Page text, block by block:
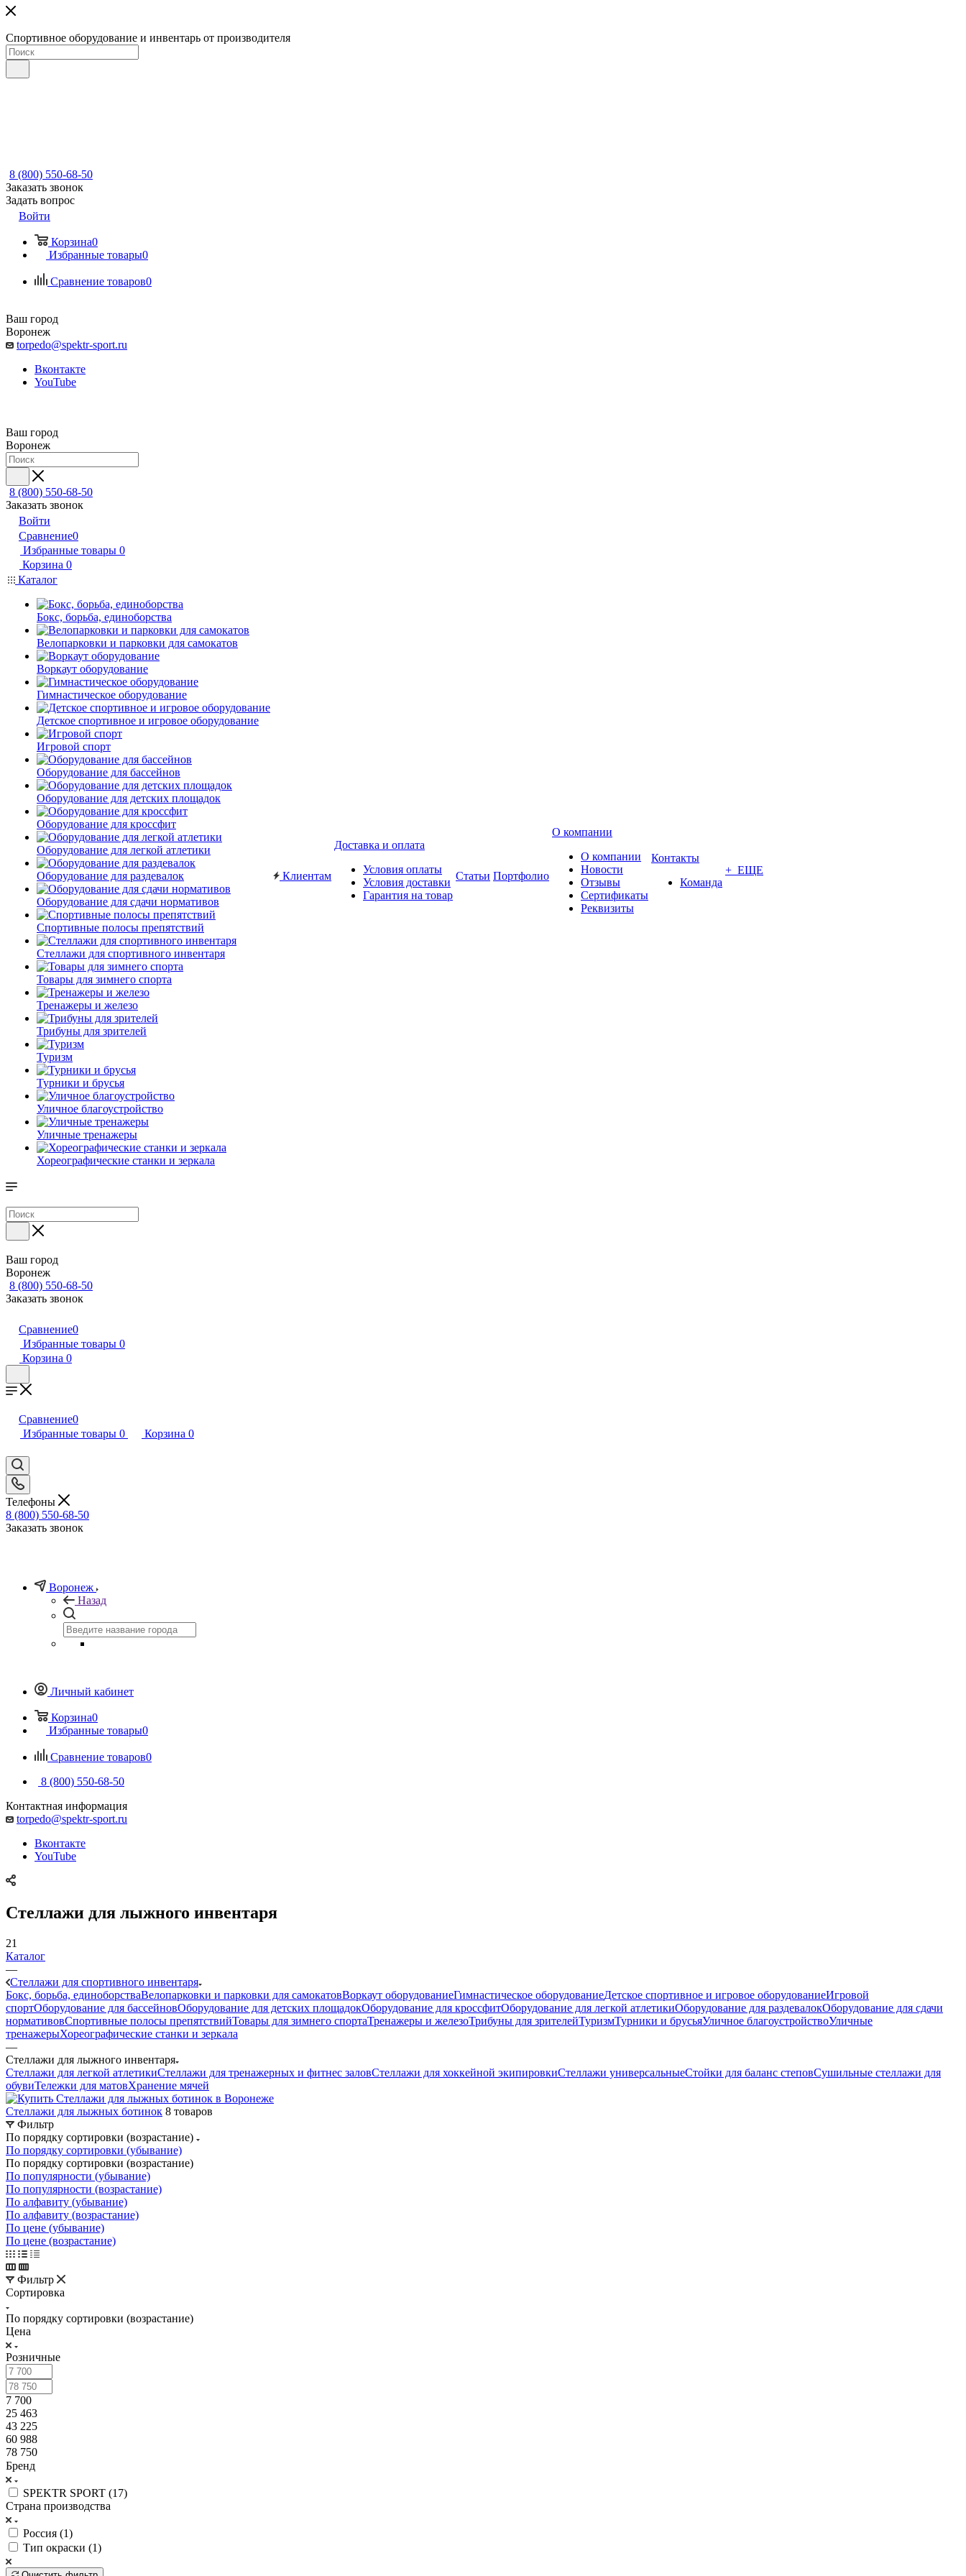
Спортивное оборудование и инвентарь от производителя
8 (800) 550-68-50
Заказать звонок
Задать вопрос
Войти
Корзина0
Избранные товары0
Сравнение товаров0
Ваш город
Воронеж
torpedo@spektr-sport.ru
Вконтакте
YouTube
Ваш город
Воронеж
8 (800) 550-68-50
Заказать звонок
Войти
Сравнение0
Избранные товары 0
Корзина 0
Каталог
Бокс, борьба, единоборства
Велопарковки и парковки для самокатов
Воркаут оборудование
Гимнастическое оборудование
Детское спортивное и игровое оборудование
Игровой спорт
Оборудование для бассейнов
Оборудование для детских площадок
Оборудование для кроссфит
Оборудование для легкой атлетики
Оборудование для раздевалок
Оборудование для сдачи нормативов
Спортивные полосы препятствий
Стеллажи для спортивного инвентаря
Товары для зимнего спорта
Тренажеры и железо
Трибуны для зрителей
Туризм
Турники и брусья
Уличное благоустройство
Уличные тренажеры
Хореографические станки и зеркала
Клиентам
Доставка и оплата
Условия оплаты
Условия доставки
Гарантия на товар
Статьи Портфолио
О компании
О компании
Новости
Отзывы
Сертификаты
Реквизиты
Контакты
Команда
+ ЕЩЕ
Ваш город
Воронеж
8 (800) 550-68-50
Заказать звонок
Сравнение0
Избранные товары 0
Корзина 0
Сравнение0
Избранные товары 0 Корзина 0
Телефоны
8 (800) 550-68-50
Заказать звонок
Воронеж
Назад
Личный кабинет
Корзина0
Избранные товары0
Сравнение товаров0
8 (800) 550-68-50
Контактная информация
torpedo@spektr-sport.ru
Вконтакте
YouTube
Стеллажи для лыжного инвентаря
21
Каталог
—
Стеллажи для спортивного инвентаря
Бокс, борьба, единоборстваВелопарковки и парковки для самокатовВоркаут оборудованиеГимнастическое оборудованиеДетское спортивное и игровое оборудованиеИгровой
спортОборудование для бассейновОборудование для детских площадокОборудование для кроссфитОборудование для легкой атлетикиОборудование для раздевалокОборудование для сдачи
нормативовСпортивные полосы препятствийТовары для зимнего спортаТренажеры и железоТрибуны для зрителейТуризмТурники и брусьяУличное благоустройствоУличные
тренажерыХореографические станки и зеркала
—
Стеллажи для лыжного инвентаря
Стеллажи для легкой атлетикиСтеллажи для тренажерных и фитнес заловСтеллажи для хоккейной экипировкиСтеллажи универсальныеСтойки для баланс степовСушильные стеллажи для
обувиТележки для матовХранение мячей
Стеллажи для лыжных ботинок 8 товаров
Фильтр
По порядку сортировки (возрастание)
По порядку сортировки (убывание)
По порядку сортировки (возрастание)
По популярности (убывание)
По популярности (возрастание)
По алфавиту (убывание)
По алфавиту (возрастание)
По цене (убывание)
По цене (возрастание)
Фильтр
Сортировка
По порядку сортировки (возрастание)
Цена
Розничные
7 700
25 463
43 225
60 988
78 750
Бренд
SPEKTR SPORT (17)
Страна производства
Россия (1)
Тип окраски (1)